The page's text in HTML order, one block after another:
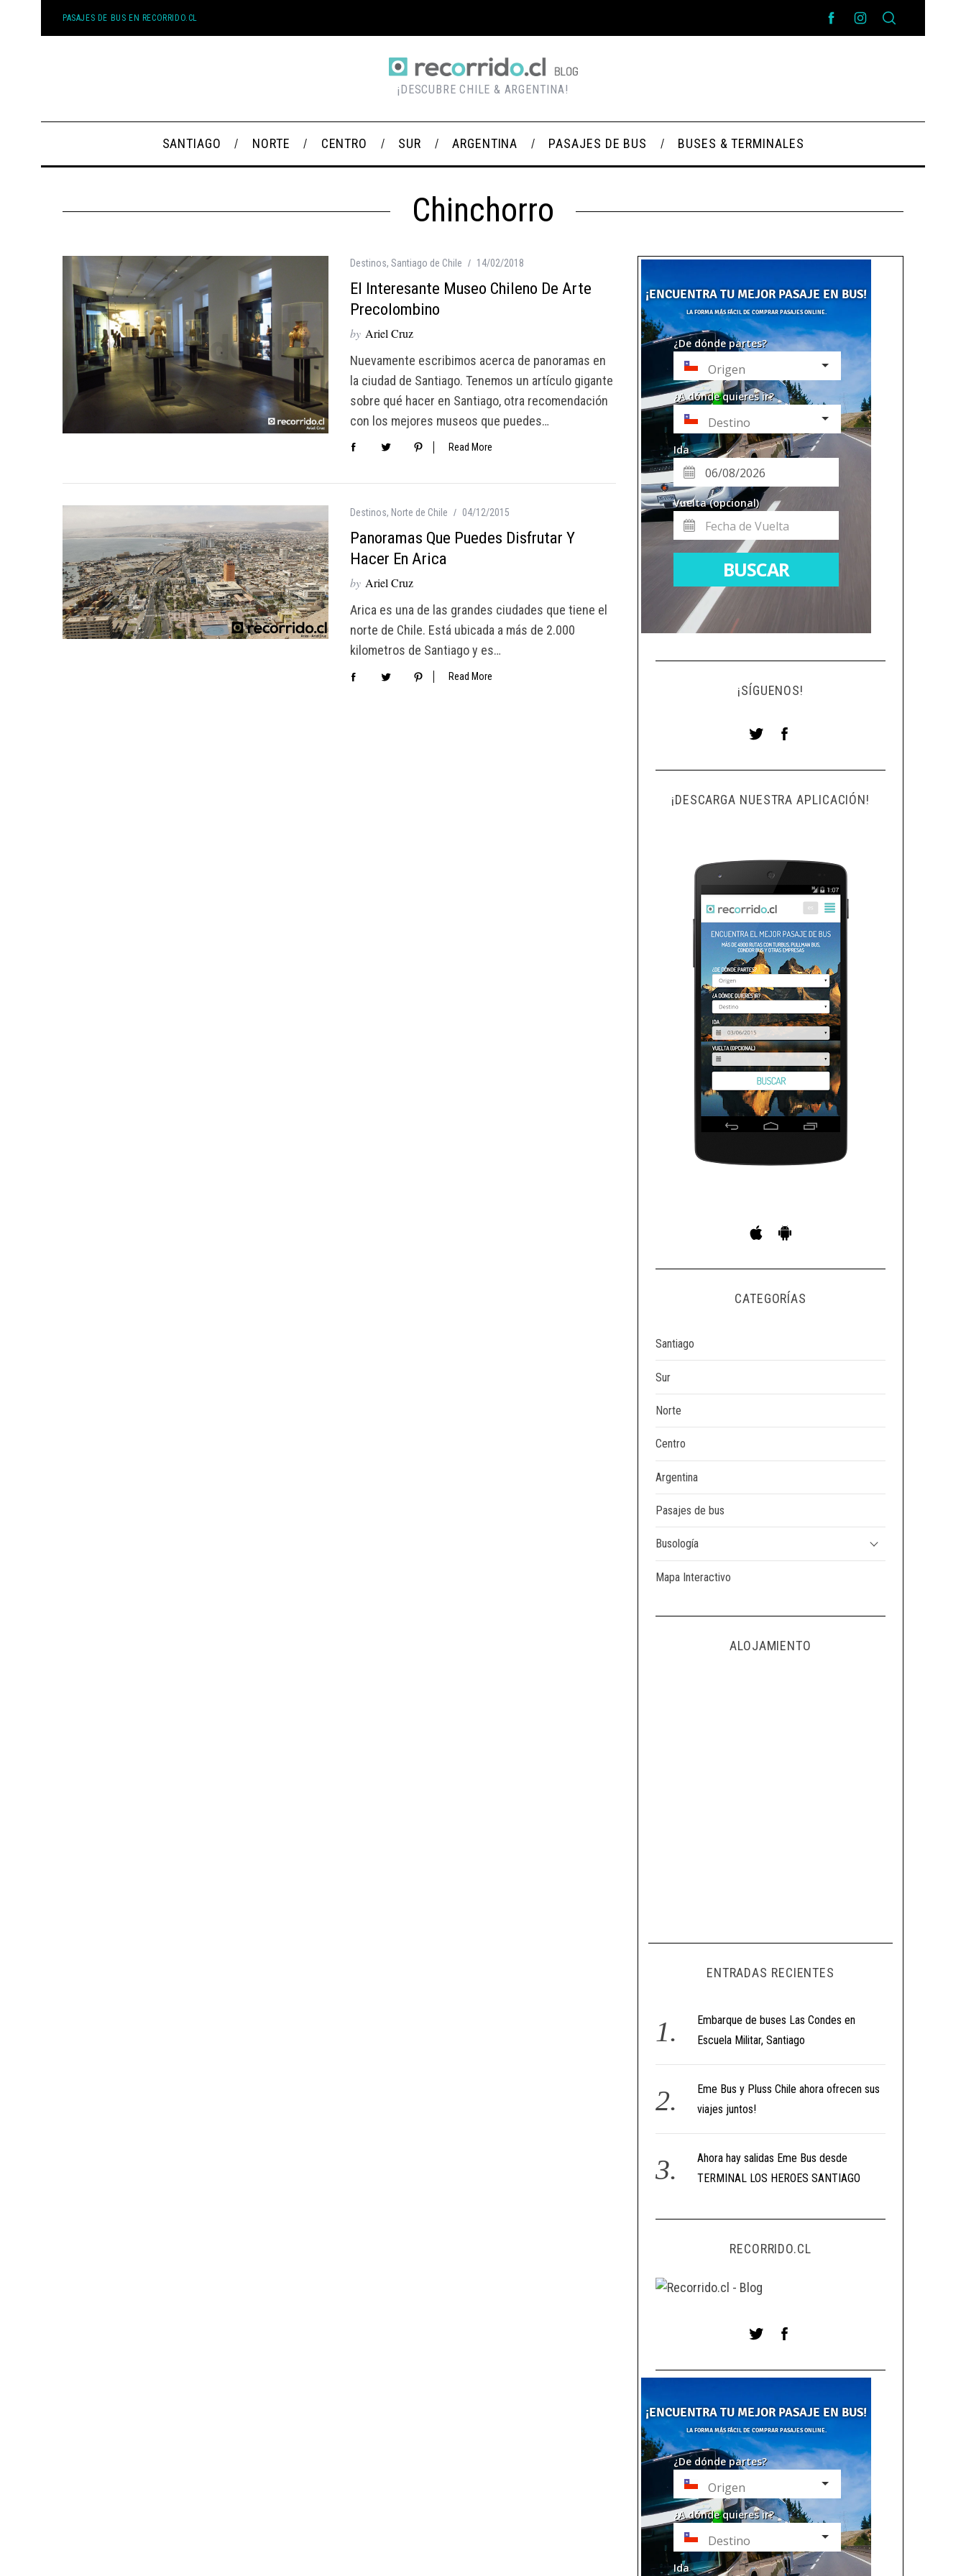
PASAJES DE BUS EN RECORRIDO.CL
¡DESCUBRE CHILE & ARGENTINA!
SANTIAGO NORTE CENTRO SUR ARGENTINA PASAJES DE BUS BUSES & TERMINALES
Chinchorro
Destinos, Santiago de Chile 14/02/2018
El Interesante Museo Chileno De Arte
Precolombino
by Ariel Cruz
Nuevamente escribimos acerca de panoramas en
la ciudad de Santiago. Tenemos un artículo gigante
sobre qué hacer en Santiago, otra recomendación
con los mejores museos que puedes…
Read More
Destinos, Norte de Chile 04/12/2015
Panoramas Que Puedes Disfrutar Y
Hacer En Arica
by Ariel Cruz
Arica es una de las grandes ciudades que tiene el
norte de Chile. Está ubicada a más de 2.000
kilometros de Santiago y es…
Read More
¡SÍGUENOS!
¡DESCARGA NUESTRA APLICACIÓN!
CATEGORÍAS
Santiago
Sur
Norte
Centro
Argentina
Pasajes de bus
Busología
Mapa Interactivo
ALOJAMIENTO
ENTRADAS RECIENTES
Embarque de buses Las Condes en
Escuela Militar, Santiago
Eme Bus y Pluss Chile ahora ofrecen sus
viajes juntos!
Ahora hay salidas Eme Bus desde
TERMINAL LOS HEROES SANTIAGO
RECORRIDO.CL